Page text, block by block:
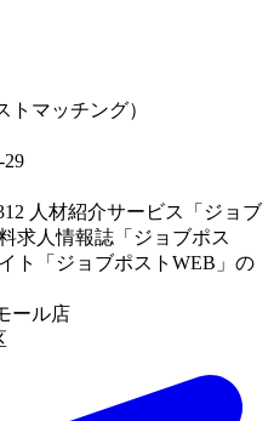
マッチング）
人材紹介サービス「ジョブ
求人情報誌「ジョブポス
ト「ジョブポストWEB」の
ール店